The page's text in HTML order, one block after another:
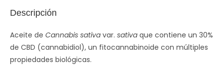
Descripción
Aceite de Cannabis sativa var. sativa que contiene un 30%
de CBD (cannabidiol), un fitocannabinoide con múltiples
propiedades biológicas.